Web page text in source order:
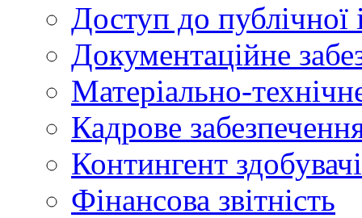
Доступ до публічної
Документаційне
Матеріально-
Кадрове
Контингент
Фінансова звітність